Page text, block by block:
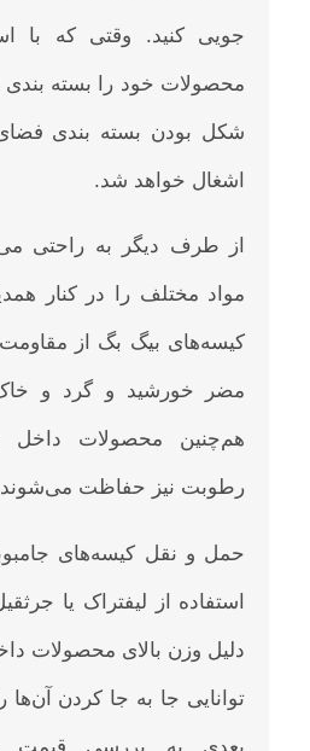
جویی کنید. وقتی که با
محصولات خود را بسته بندی
شکل بودن بسته بندی فضای
اشغال خواهد شد.
از طرف دیگر به راحتی
مواد مختلف را در کنار
کیسه‌های بیگ بگ از مقاومت
مضر خورشید و گرد و خاک
هم‌چنین محصولات داخل
رطوبت نیز حفاظت
حمل و نقل کیسه‌های
استفاده از لیفتراک یا
دلیل وزن بالای محصولات
توانایی جا به جا کردن